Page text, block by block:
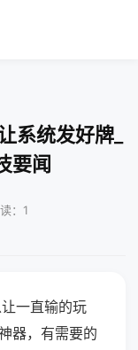
系统发好牌_
要闻
：1
一直输的玩
器，有需要的